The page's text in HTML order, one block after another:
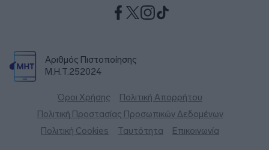
Αριθμός Πιστοποίησης
Μ.Η.Τ.252024
Όροι Χρήσης
Πολιτική Απορρήτου
Πολιτική Προστασίας Προσωπικών Δεδομένων
Πολιτική Cookies
Ταυτότητα Επικοινωνία